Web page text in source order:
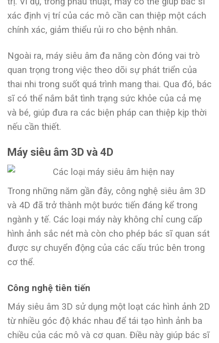
xác định vị trí của các mô cần can thiệp một cách
chính xác, giảm thiểu rủi ro cho bệnh nhân.
Ngoài ra, máy siêu âm đa năng còn đóng vai trò
quan trọng trong việc theo dõi sự phát triển của
thai nhi trong suốt quá trình mang thai. Qua đó, bác
sĩ có thể nắm bắt tình trạng sức khỏe của cả mẹ
và bé, giúp đưa ra các biện pháp can thiệp kịp thời
nếu cần thiết.
Máy siêu âm 3D và 4D
Trong những năm gần đây, công nghệ siêu âm 3D
và 4D đã trở thành một bước tiến đáng kể trong
ngành y tế. Các loại máy này không chỉ cung cấp
hình ảnh sắc nét mà còn cho phép bác sĩ quan sát
được sự chuyển động của các cấu trúc bên trong
cơ thể.
Công nghệ tiên tiến
Máy siêu âm 3D sử dụng một loạt các hình ảnh 2D
từ nhiều góc độ khác nhau để tái tạo hình ảnh ba
chiều của các mô và cơ quan. Điều này giúp bác sĩ